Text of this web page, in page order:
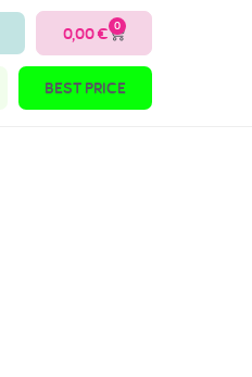
0,00€ 0
BEST PRICE